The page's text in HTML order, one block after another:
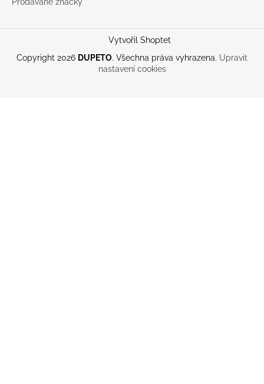
Vytvořil Shoptet
Copyright 2026 DUPETO. Všechna práva vyhrazena. Upravit
nastavení cookies